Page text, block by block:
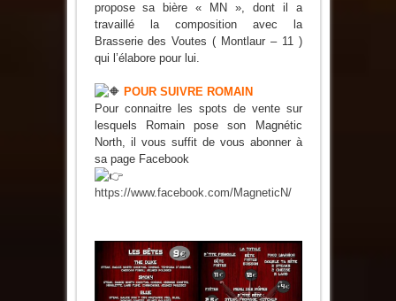
propose sa bière « MN », dont il a
travaillé la composition avec la
Brasserie des Voutes ( Montlaur – 11 )
qui l’élabore pour lui.
POUR SUIVRE ROMAIN
Pour connaitre les spots de vente sur
lesquels Romain pose son Magnétic
North, il vous suffit de vous abonner à
sa page Facebook
https://www.facebook.com/MagneticN/